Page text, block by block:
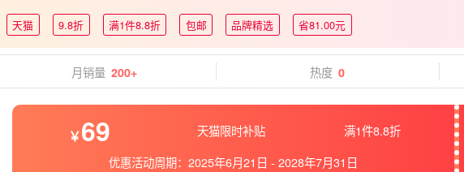
天猫 9.8折 满1件8.8折 包邮 品牌精选 省81.00元
月销量 200+ 热度 0
69 天猫限时补贴
满1件8.8折
优惠活动周期： 2025年6月21日 - 2028年7月31日